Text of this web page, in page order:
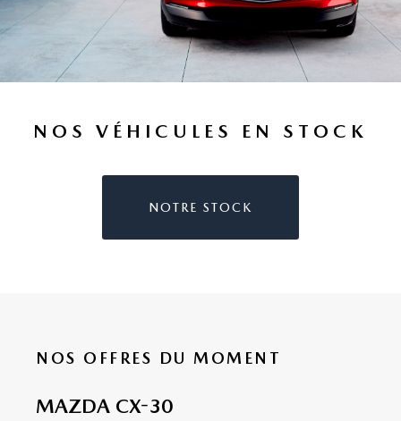
NOS VÉHICULES EN STOCK
NOTRE STOCK
NOS OFFRES DU MOMENT
MAZDA CX-30